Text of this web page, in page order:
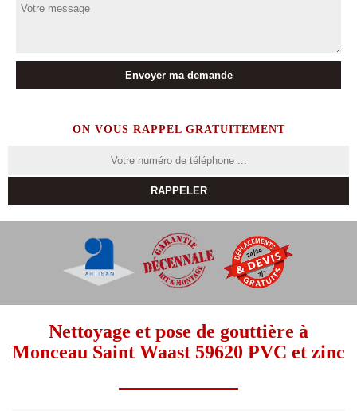
ON VOUS RAPPEL GRATUITEMENT
Nettoyage et pose de gouttière à
Monceau Saint Waast 59620 PVC et zinc